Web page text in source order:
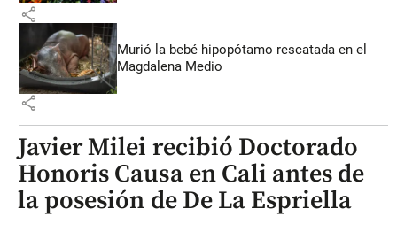
share
Murió la bebé hipopótamo rescatada en el
Magdalena Medio
share
Javier Milei recibió Doctorado
Honoris Causa en Cali antes de
la posesión de De La Espriella